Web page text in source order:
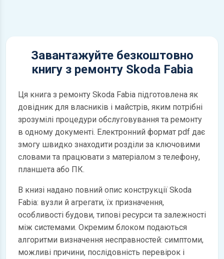
Завантажуйте безкоштовно
книгу з ремонту Skoda Fabia
Ця книга з ремонту Skoda Fabia підготовлена як
довідник для власників і майстрів, яким потрібні
зрозумілі процедури обслуговування та ремонту
в одному документі. Електронний формат pdf дає
змогу швидко знаходити розділи за ключовими
словами та працювати з матеріалом з телефону,
планшета або ПК.
В книзі надано повний опис конструкції Skoda
Fabia: вузли й агрегати, їх призначення,
особливості будови, типові ресурси та залежності
між системами. Окремим блоком подаються
алгоритми визначення несправностей: симптоми,
можливі причини, послідовність перевірок і